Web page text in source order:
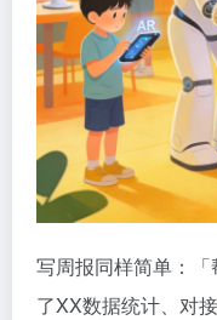
写周报同样简单：
了XX数据统计、对